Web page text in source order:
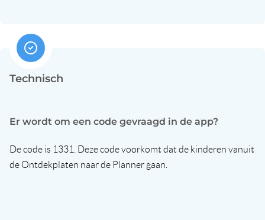
Technisch
Er wordt om een code gevraagd in de app?
De code is 1331. Deze code voorkomt dat de kinderen vanuit
de Ontdekplaten naar de Planner gaan.